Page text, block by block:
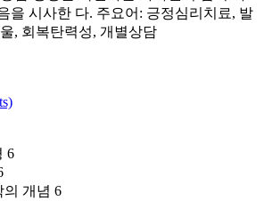
을 시사한 다. 주요어: 긍정심리치료, 발
, 회복탄력성, 개별상담
6
의 개념 6